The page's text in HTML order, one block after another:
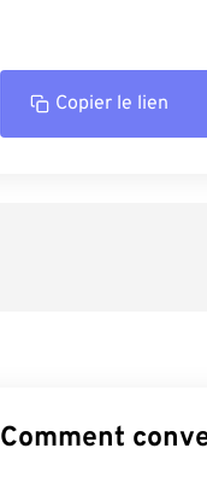
Copier le lien
Comment